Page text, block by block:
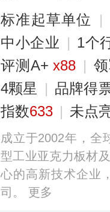
标准起草单位
|
中小企业 | 1个
评测A+x88 |
4颗星
| 品牌得
指数633 | 未点
成立于2002年，全
型工业亚克力板材
心的高新技术企业
司。 更多